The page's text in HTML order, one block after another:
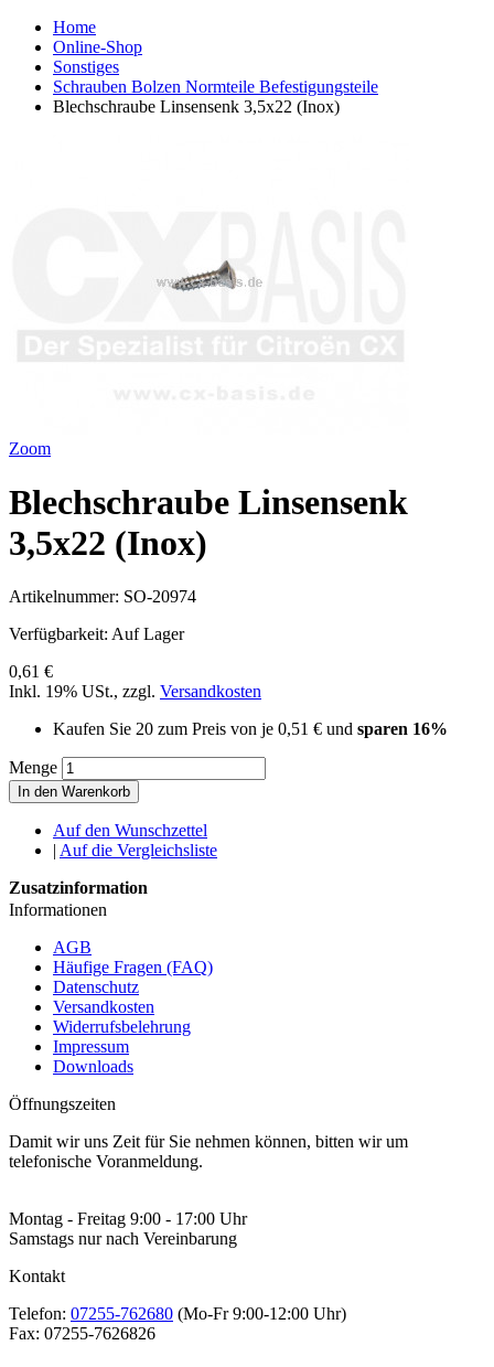
Home
Online-Shop
Sonstiges
Schrauben Bolzen Normteile Befestigungsteile
Blechschraube Linsensenk 3,5x22 (Inox)
Zoom
Blechschraube Linsensenk
3,5x22 (Inox)
Artikelnummer: SO-20974
Verfügbarkeit: Auf Lager
0,61 €
Inkl. 19% USt., zzgl. Versandkosten
Kaufen Sie 20 zum Preis von je 0,51 € und sparen 16%
Menge
In den Warenkorb
Auf den Wunschzettel
| Auf die Vergleichsliste
Zusatzinformation
Informationen
AGB
Häufige Fragen (FAQ)
Datenschutz
Versandkosten
Widerrufsbelehrung
Impressum
Downloads
Öffnungszeiten
Damit wir uns Zeit für Sie nehmen können, bitten wir um
telefonische Voranmeldung.
Montag - Freitag 9:00 - 17:00 Uhr
Samstags nur nach Vereinbarung
Kontakt
Telefon: 07255-762680 (Mo-Fr 9:00-12:00 Uhr)
Fax: 07255-7626826